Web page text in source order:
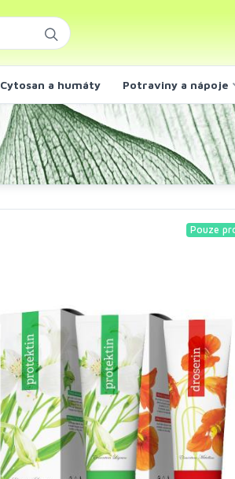
Cytosan a humáty Potraviny a nápoje
Pouze